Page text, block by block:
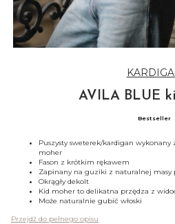
AVILA BLUE
Bestseller
Puszysty sweterek/kardigan wykonany
moher
Fason z krótkim rękawem
Zapinany na guziki z naturalnej masy
Okrągły dekolt
Kid moher to delikatna przędza z
Może naturalnie gubić włoski
Przejdź do pełnego opisu